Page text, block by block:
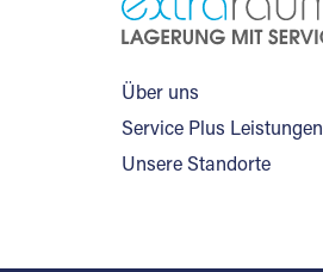
Über uns
Service Plus Leistungen
Unsere Standorte